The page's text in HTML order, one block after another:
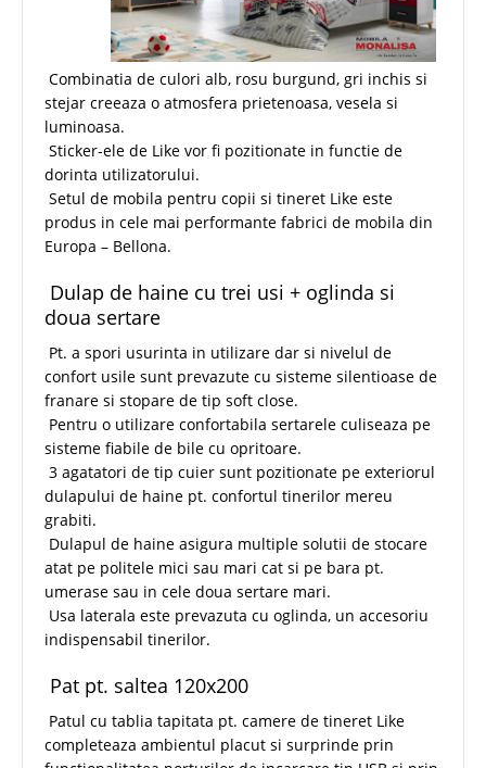
Combinatia de culori alb, rosu burgund, gri inchis si
stejar creeaza o atmosfera prietenoasa, vesela si
luminoasa.
Sticker-ele de Like vor fi pozitionate in functie de
dorinta utilizatorului.
Setul de mobila pentru copii si tineret Like este
produs in cele mai performante fabrici de mobila din
Europa – Bellona.
Dulap de haine cu trei usi + oglinda si
doua sertare
Pt. a spori usurinta in utilizare dar si nivelul de
confort usile sunt prevazute cu sisteme silentioase de
franare si stopare de tip soft close.
Pentru o utilizare confortabila sertarele culiseaza pe
sisteme fiabile de bile cu opritoare.
3 agatatori de tip cuier sunt pozitionate pe exteriorul
dulapului de haine pt. confortul tinerilor mereu
grabiti.
Dulapul de haine asigura multiple solutii de stocare
atat pe politele mici sau mari cat si pe bara pt.
umerase sau in cele doua sertare mari.
Usa laterala este prevazuta cu oglinda, un accesoriu
indispensabil tinerilor.
Pat pt. saltea 120x200
Patul cu tablia tapitata pt. camere de tineret Like
completeaza ambientul placut si surprinde prin